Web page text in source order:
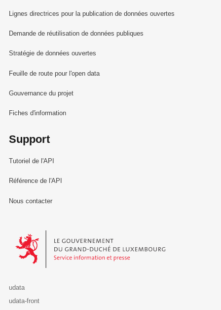
Lignes directrices pour la publication de données ouvertes
Demande de réutilisation de données publiques
Stratégie de données ouvertes
Feuille de route pour l'open data
Gouvernance du projet
Fiches d'information
Support
Tutoriel de l'API
Référence de l'API
Nous contacter
Le Gouvernement du Grand-Duché de Luxembourg - Service
udata
udata-front